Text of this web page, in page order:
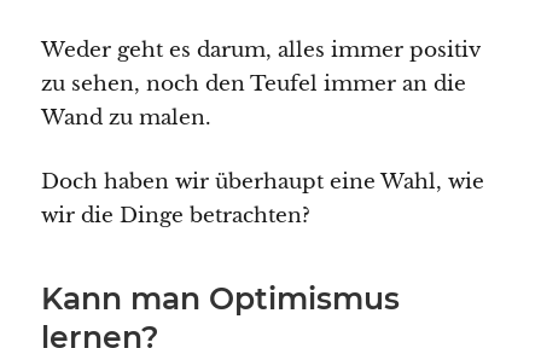
Weder geht es darum, alles immer positiv
zu sehen, noch den Teufel immer an die
Wand zu malen.
Doch haben wir überhaupt eine Wahl, wie
wir die Dinge betrachten?
Kann man Optimismus
lernen?